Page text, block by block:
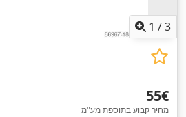
1 /3
‏55 ‏€
מחיר קבוע בתוספת מע"מ